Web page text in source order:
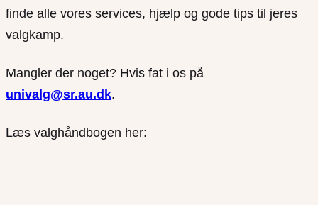
finde alle vores services, hjælp og gode tips til jeres
valgkamp.
Mangler der noget? Hvis fat i os på
univalg@sr.au.dk.
Læs valghåndbogen her: